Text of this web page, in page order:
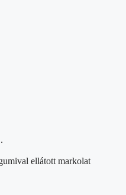
ellátott markolat